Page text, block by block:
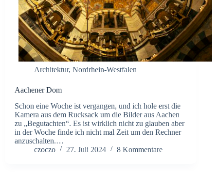
Architektur, Nordrhein-Westfalen
Aachener Dom
Schon eine Woche ist vergangen, und ich hole erst die
Kamera aus dem Rucksack um die Bilder aus Aachen
zu „Begutachten“. Es ist wirklich nicht zu glauben aber
in der Woche finde ich nicht mal Zeit um den Rechner
anzuschalten.…
czoczo
27. Juli 2024 8 Kommentare